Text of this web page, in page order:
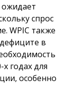
спрос
WPIC также
в
годах для
особенно